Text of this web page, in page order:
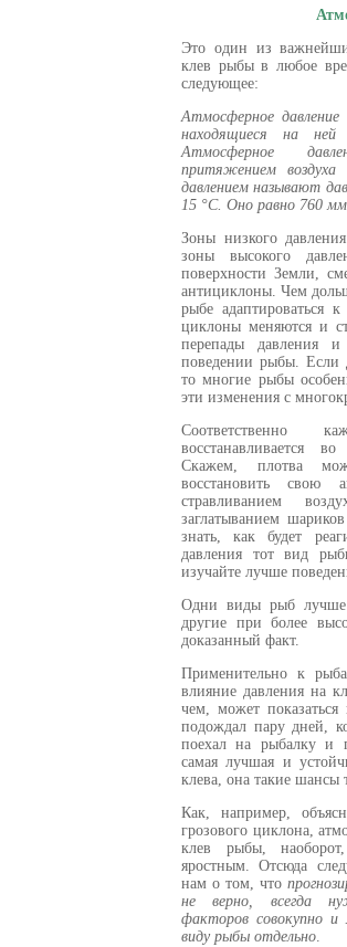
Это один из
клев рыбы в любое
следующее:
Атмосферное
находящиеся на
Атмосферное
притяжением
давлением называют
15 °C. Оно равно 760
Зоны низкого
зоны высокого
поверхности Земли,
антициклоны. Чем
рыбе адаптироваться
циклоны меняются и
перепады давления и
поведении рыбы. Если
то многие рыбы
эти изменения с
восстанавливается
Скажем, плотва
восстановить свою
стравливанием
заглатыванием
знать, как будет
давления тот вид
изучайте лучше
Одни виды рыб лучше
другие при более
доказанный факт.
Применительно к
влияние давления на
чем, может
подождал пару дней,
поехал на рыбалку и
самая лучшая и
клева, она такие шансы
Как, например,
грозового циклона,
клев рыбы,
яростным. Отсюда
нам о том, что
не верно, всегда
факторов совокупно
виду рыбы отдельно.